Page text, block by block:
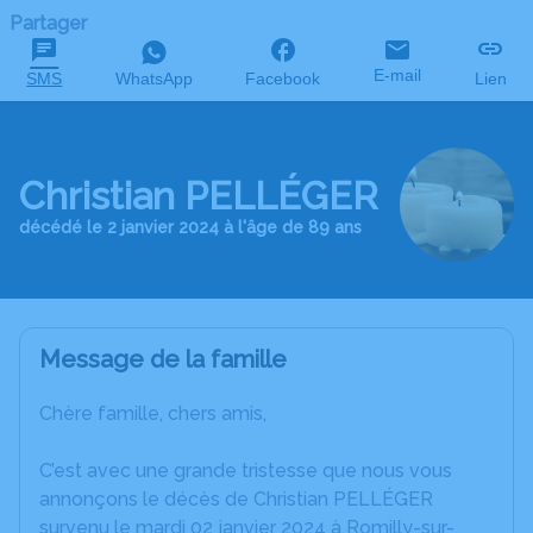
Partager
SMS WhatsApp Facebook E-mail Lien
Christian PELLÉGER
décédé le 2 janvier 2024 à l'âge de 89 ans
Message de la famille
Chère famille, chers amis,
C’est avec une grande tristesse que nous vous
annonçons le décès de Christian PELLÉGER
survenu le mardi 02 janvier 2024 à Romilly-sur-